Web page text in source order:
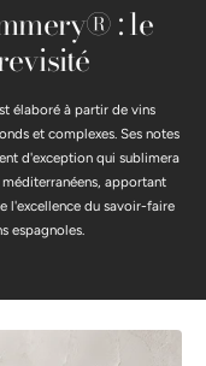
: le
élaboré à partir de vins
et complexes. Ses notes
d'exception qui sublimera
apportant
l'excellence du savoir-faire
espagnoles.